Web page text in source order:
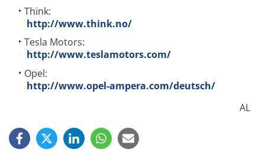
Think:
http://www.think.no/
Tesla Motors:
http://www.teslamotors.com/
Opel:
http://www.opel-ampera.com/deutsch/
AL